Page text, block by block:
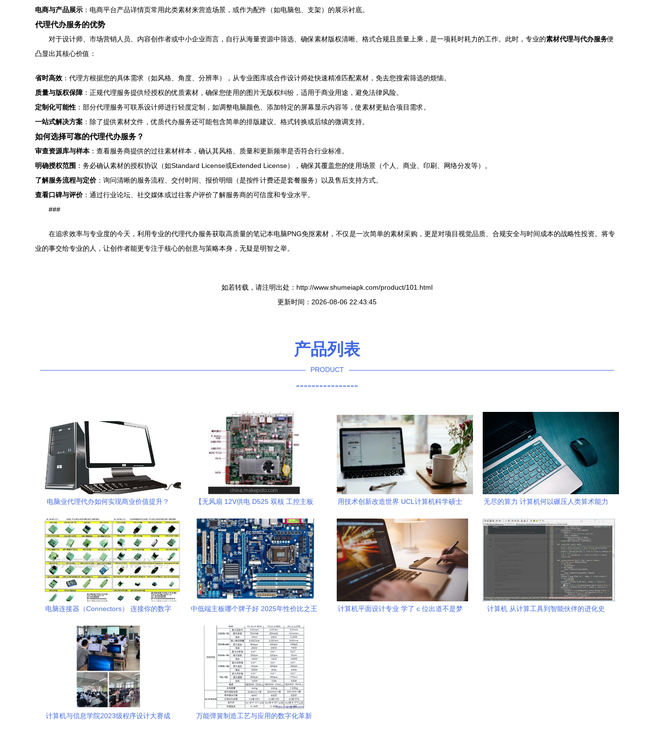
电商与产品展示 ：电商平台产品详情页常用此类素材来营造场景，或作为配件（如电脑包、支架）的展示衬底。
代理代办服务的优势
对于设计师、市场营销人员、内容创作者或中小企业而言，自行从海量资源中筛选、确保素材版权清晰、格式合规且质量上乘，是一项耗时耗力的工作。此时，专业的素材代理与代办服务便
凸显出其核心价值：
省时高效 ：代理方根据您的具体需求（如风格、角度、分辨率），从专业图库或合作设计师处快速精准匹配素材，免去您搜索筛选的烦恼。
质量与版权保障 ：正规代理服务提供经授权的优质素材，确保您使用的图片无版权纠纷，适用于商业用途，避免法律风险。
定制化可能性 ：部分代理服务可联系设计师进行轻度定制，如调整电脑颜色、添加特定的屏幕显示内容等，使素材更贴合项目需求。
一站式解决方案 ：除了提供素材文件，优质代办服务还可能包含简单的排版建议、格式转换或后续的微调支持。
如何选择可靠的代理代办服务？
审查资源库与样本：查看服务商提供的过往素材样本，确认其风格、质量和更新频率是否符合行业标准。
明确授权范围 ：务必确认素材的授权协议（如Standard License或Extended License），确保其覆盖您的使用场景（个人、商业、印刷、网络分发等）。
了解服务流程与定价：询问清晰的服务流程、交付时间、报价明细（是按件计费还是套餐服务）以及售后支持方式。
查看口碑与评价：通过行业论坛、社交媒体或过往客户评价了解服务商的可信度和专业水平。
###
在追求效率与专业度的今天，利用专业的代理代办服务获取高质量的笔记本电脑PNG免抠素材，不仅是一次简单的素材采购，更是对项目视觉品质、合规安全与时间成本的战略性投资。将专
业的事交给专业的人，让创作者能更专注于核心的创意与策略本身，无疑是明智之举。
如若转载，请注明出处：http://www.shumeiapk.com/product/101.html
更新时间：2026-08-06 22:43:45
产品列表
PRODUCT
----------------
电脑业代理代办如何实现商业价值提升？
态！
【无风扇 12V供电 D525 双核 工控主板
图片,工控电脑产品,深圳市九丰通达科技-
用技术创新改造世界 UCL计算机科学硕士
无尽的算力 计算机何以碾压人类算术能力
电脑连接器（Connectors） 连接你的数字
一键直达
中低端主板哪个牌子好 2025年性价比之王
计算机平面设计专业 学了 c 位出道不是梦
计算机 从计算工具到智能伙伴的进化史
计算机与信息学院2023级程序设计大赛成
万能弹簧制造工艺与应用的数字化革新